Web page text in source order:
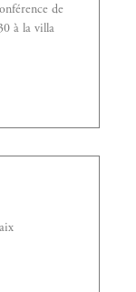
de
à la villa